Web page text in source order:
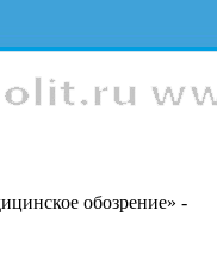
обозрение» -